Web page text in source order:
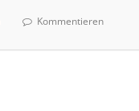
Kommentieren